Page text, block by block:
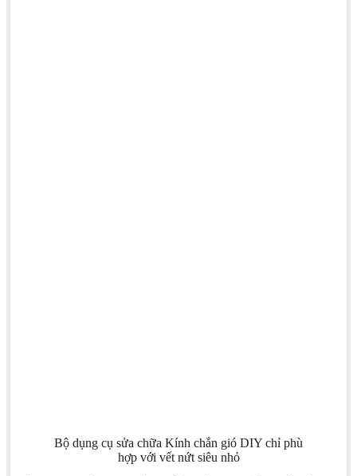
Bộ dụng cụ sửa chữa Kính chắn gió DIY chỉ phù
hợp với vết nứt siêu nhỏ